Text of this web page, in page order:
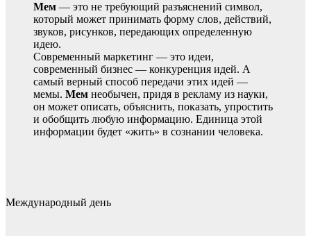
Мем — это не требующий разъяснений символ,
который может принимать форму слов, действий,
звуков, рисунков, передающих определенную
идею.
Современный маркетинг — это идеи,
современный бизнес — конкуренция идей. А
самый верный способ передачи этих идей —
мемы. Мем необычен, придя в рекламу из науки,
он может описать, объяснить, показать, упростить
и обобщить любую информацию. Единица этой
информации будет «жить» в сознании человека.
Международный день